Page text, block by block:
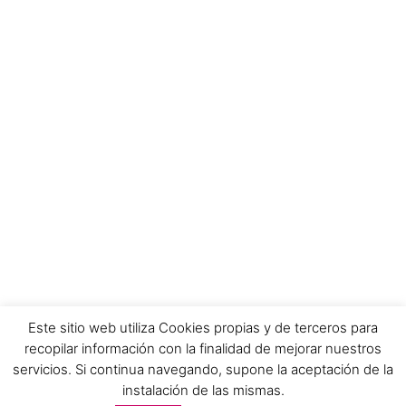
Este sitio web utiliza Cookies propias y de terceros para
recopilar información con la finalidad de mejorar nuestros
servicios. Si continua navegando, supone la aceptación de la
instalación de las mismas.